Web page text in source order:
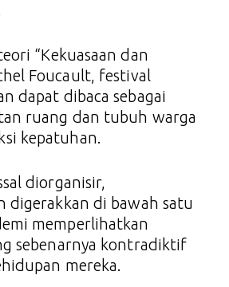
“Kekuasaan dan
Foucault, festival
dapat dibaca sebagai
ruang dan tubuh warga
kepatuhan.
diorganisir,
digerakkan di bawah satu
memperlihatkan
sebenarnya kontradiktif
mereka.